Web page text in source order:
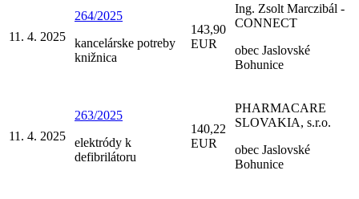
11. 4. 2025
264/2025
kancelárske potreby
knižnica
143,90
EUR
Ing. Zsolt Marczibál -
CONNECT
obec Jaslovské
Bohunice
11. 4. 2025
263/2025
elektródy k
defibrilátoru
140,22
EUR
PHARMACARE
SLOVAKIA, s.r.o.
obec Jaslovské
Bohunice